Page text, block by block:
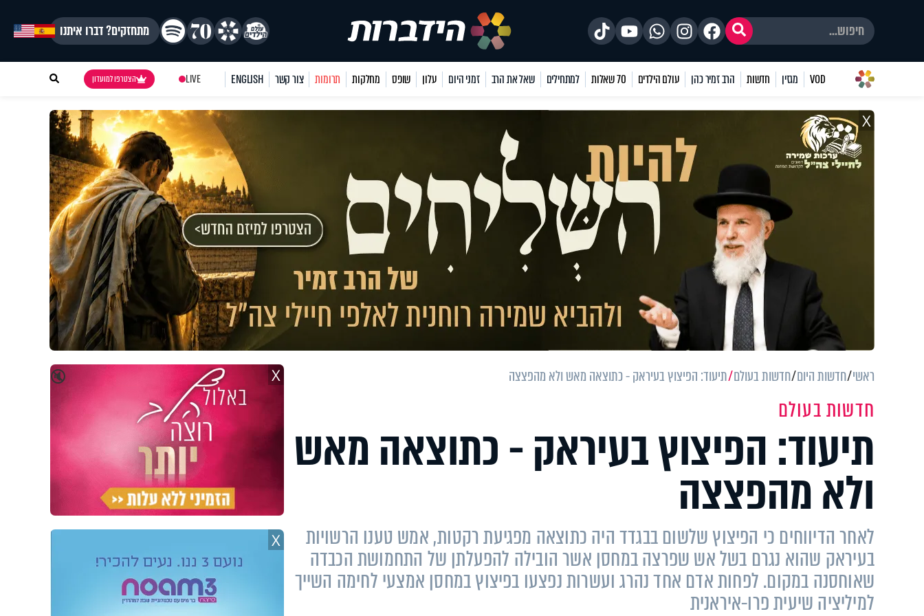
מתחזקים? דברו איתנו
VOD מגזין חדשות הרב זמיר כהן עולם הילדים 70 שאלות למתחילים שאל את הרב זמני היום עלון שופס מחלקות תרומות צור קשר ENGLISH
LIVE הצטרפו למועדון
X
ראשי חדשות היום חדשות בעולם תיעוד: הפיצוץ בעיראק - כתוצאה מאש ולא מהפצצה
חדשות בעולם
תיעוד: הפיצוץ בעיראק - כתוצאה מאש
ולא מהפצצה
לאחר הדיווחים כי הפיצוץ שלשום בבגדד היה כתוצאה מפגיעת רקטות, אמש טענו הרשויות
בעיראק שהוא נגרם בשל אש שפרצה במחסן אשר הובילה להפעלתן של התחמושת הכבדה
שאוחסנה במקום. לפחות אדם אחד נהרג ועשרות נפצעו בפיצוץ במחסן אמצעי לחימה השייך
למיליציה שיעית פרו-איראנית
🔇 X
X